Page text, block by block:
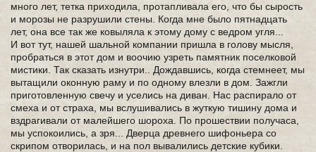
много лет, тетка приходила, протапливала его, что бы сырость
и морозы не разрушили стены. Когда мне было пятнадцать
лет, она все так же ковыляла к этому дому с ведром угля...
И вот тут, нашей шальной компании пришла в голову мысля,
пробраться в этот дом и воочию узреть памятник поселковой
мистики. Так сказать изнутри.. Дождавшись, когда стемнеет, мы
вытащили оконную раму и по одному влезли в дом. Зажгли
приготовленную свечу и уселись на диван. Нас распирало от
смеха и от страха, мы вслушивались в жуткую тишину дома и
вздрагивали от малейшего шороха. По прошествии получаса,
мы успокоились, а зря... Дверца древнего шифоньера со
скрипом отворилась, и на пол вывалились детские кубики.